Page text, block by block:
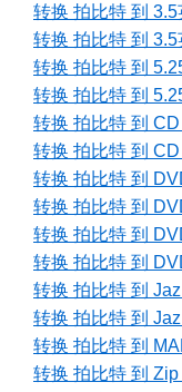
转换 拍比特 到 3.5
转换 拍比特 到
转换 拍比特 到
转换 拍比特 到
转换 拍比特 到 CD
转换 拍比特 到 CD
转换 拍比特 到
转换 拍比特 到
转换 拍比特 到
转换 拍比特 到
转换 拍比特 到
转换 拍比特 到
转换 拍比特 到
转换 拍比特 到